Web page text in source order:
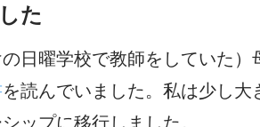
た
日曜学校で教師をしていた）
を読んでいました。私は少し大
ップに移行しました。